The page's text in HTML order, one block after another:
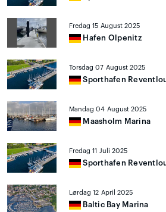
Fredag 15 August 2025
Hafen Olpenitz
Torsdag 07 August 2025
Sporthafen
Mandag 04 August 2025
Maasholm Marina
Fredag 11 Juli 2025
Sporthafen
Lørdag 12 April 2025
Baltic Bay Marina